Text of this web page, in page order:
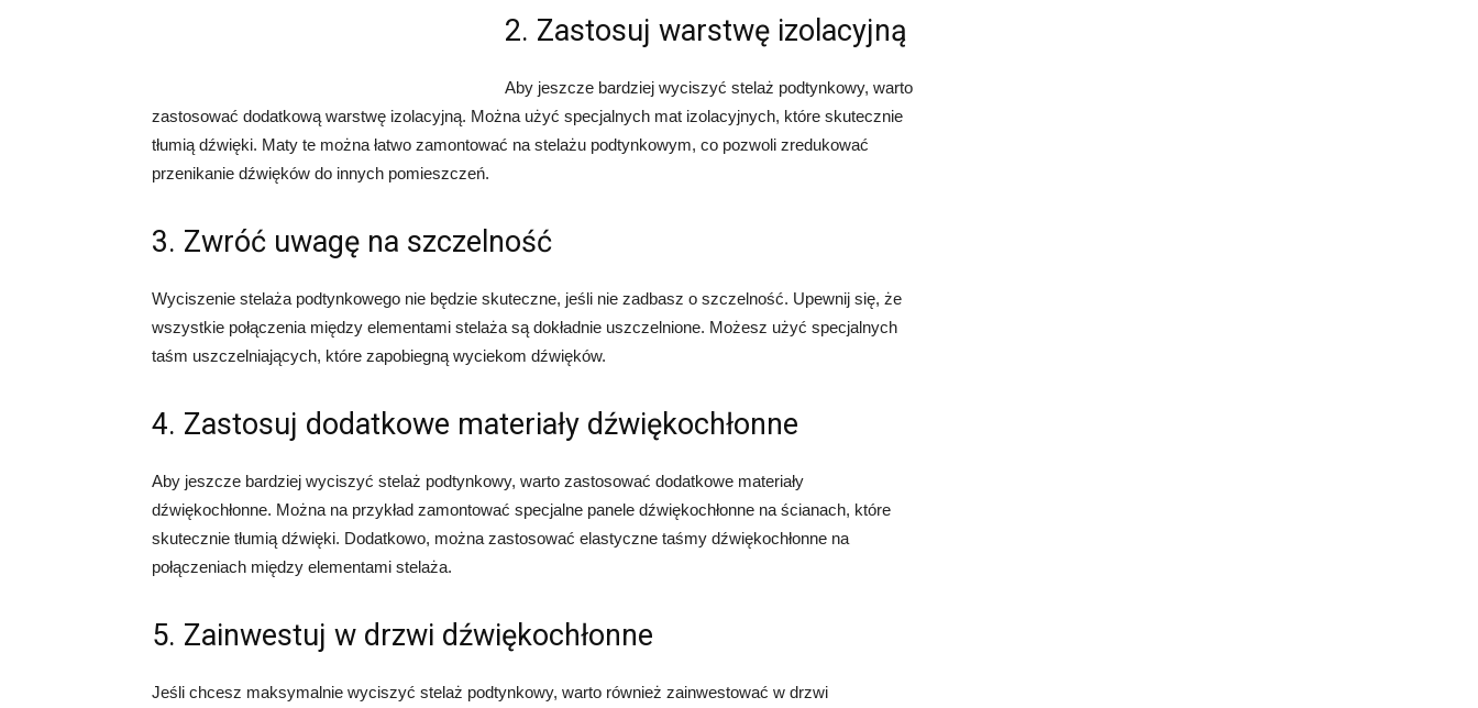
2. Zastosuj warstwę izolacyjną
Aby jeszcze bardziej wyciszyć stelaż podtynkowy, warto
zastosować dodatkową warstwę izolacyjną. Można użyć specjalnych mat izolacyjnych, które skutecznie
tłumią dźwięki. Maty te można łatwo zamontować na stelażu podtynkowym, co pozwoli zredukować
przenikanie dźwięków do innych pomieszczeń.
3. Zwróć uwagę na szczelność
Wyciszenie stelaża podtynkowego nie będzie skuteczne, jeśli nie zadbasz o szczelność. Upewnij się, że
wszystkie połączenia między elementami stelaża są dokładnie uszczelnione. Możesz użyć specjalnych
taśm uszczelniających, które zapobiegną wyciekom dźwięków.
4. Zastosuj dodatkowe materiały dźwiękochłonne
Aby jeszcze bardziej wyciszyć stelaż podtynkowy, warto zastosować dodatkowe materiały
dźwiękochłonne. Można na przykład zamontować specjalne panele dźwiękochłonne na ścianach, które
skutecznie tłumią dźwięki. Dodatkowo, można zastosować elastyczne taśmy dźwiękochłonne na
połączeniach między elementami stelaża.
5. Zainwestuj w drzwi dźwiękochłonne
Jeśli chcesz maksymalnie wyciszyć stelaż podtynkowy, warto również zainwestować w drzwi